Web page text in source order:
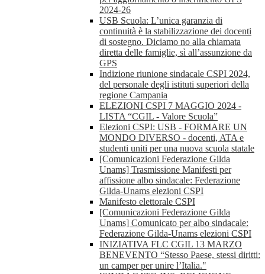
2024-26
USB Scuola: L’unica garanzia di
continuità è la stabilizzazione dei docenti
di sostegno. Diciamo no alla chiamata
diretta delle famiglie, sì all’assunzione da
GPS
Indizione riunione sindacale CSPI 2024,
del personale degli istituti superiori della
regione Campania
ELEZIONI CSPI 7 MAGGIO 2024 -
LISTA “CGIL - Valore Scuola”
Elezioni CSPI: USB - FORMARE UN
MONDO DIVERSO - docenti, ATA e
studenti uniti per una nuova scuola statale
[Comunicazioni Federazione Gilda
Unams] Trasmissione Manifesti per
affissione albo sindacale: Federazione
Gilda-Unams elezioni CSPI
Manifesto elettorale CSPI
[Comunicazioni Federazione Gilda
Unams] Comunicato per albo sindacale:
Federazione Gilda-Unams elezioni CSPI
INIZIATIVA FLC CGIL 13 MARZO
BENEVENTO “Stesso Paese, stessi diritti:
un camper per unire l’Italia."